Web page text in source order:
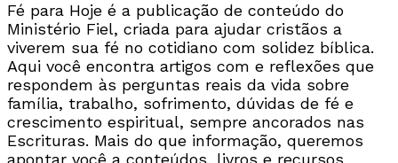
Fé para Hoje é a publicação de conteúdo do
Ministério Fiel, criada para ajudar cristãos a
viverem sua fé no cotidiano com solidez bíblica.
Aqui você encontra artigos com e reflexões que
respondem às perguntas reais da vida sobre
família, trabalho, sofrimento, dúvidas de fé e
crescimento espiritual, sempre ancorados nas
Escrituras. Mais do que informação, queremos